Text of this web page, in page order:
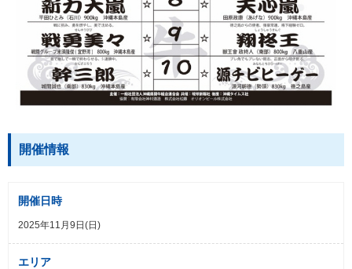
開催情報
開催日時
2025年11月9日(日)
エリア